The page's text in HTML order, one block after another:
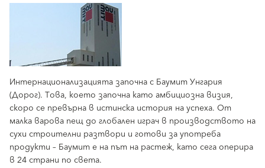
Интернационализацията започна с Баумит Унгария
(Дорог). Това, което започна като амбициозна визия,
скоро се превърна в истинска история на успеха. От
малка варова пещ до глобален играч в производството на
сухи строителни разтвори и готови за употреба
продукти – Баумит е на път на растеж, като сега оперира
в 24 страни по света.